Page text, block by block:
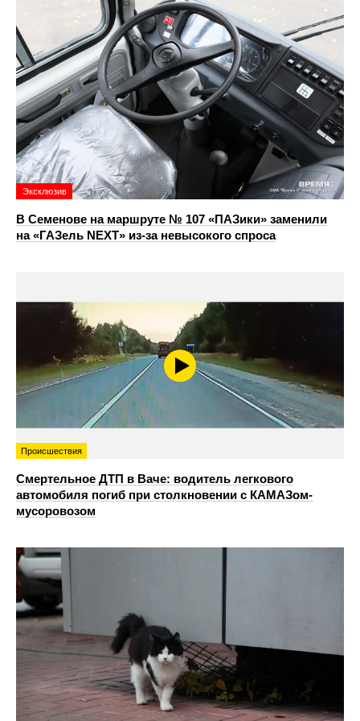
Эксклюзив
В Семенове на маршруте № 107 «ПАЗики» заменили
на «ГАЗель NEXT» из‑за невысокого спроса
Происшествия
Смертельное ДТП в Ваче: водитель легкового
автомобиля погиб при столкновении с КАМАЗом-
мусоровозом